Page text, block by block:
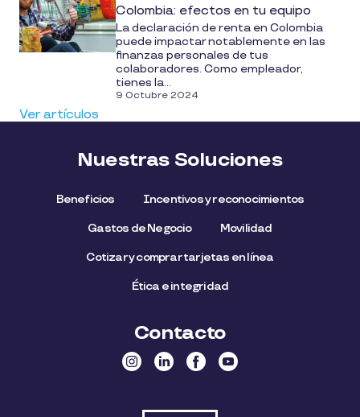
Colombia: efectos en tu equipo
La declaración de renta en Colombia
puede impactar notablemente en las
finanzas personales de tus
colaboradores. Como empleador,
tienes la...
9 Octubre 2024
Ver artículos
Nuestras Soluciones
Beneficios Incentivos y reconocimientos
Gastos de Negocio Movilidad
Cotizar y comprar tarjetas en línea
Ética e integridad
Contacto